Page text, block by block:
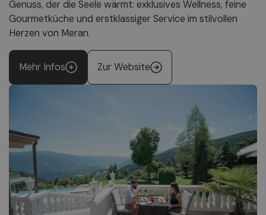
Genuss, der die Seele wärmt: exklusives Wellness, feine
Gourmetküche und erstklassiger Service im stilvollen
Herzen von Meran.
Mehr Infos Zur Website